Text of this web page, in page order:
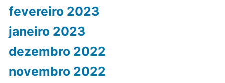
fevereiro 2023
janeiro 2023
dezembro 2022
novembro 2022